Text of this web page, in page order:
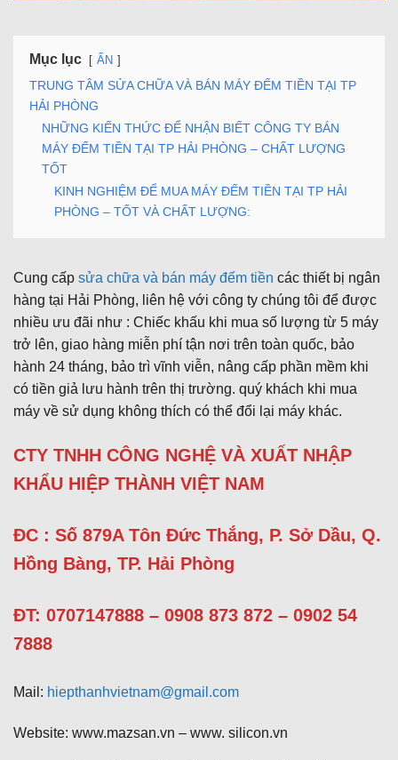
Mục lục ẨN
TRUNG TÂM SỬA CHỮA VÀ BÁN MÁY ĐẾM TIỀN TẠI TP
HẢI PHÒNG
NHỮNG KIẾN THỨC ĐỂ NHẬN BIẾT CÔNG TY BÁN
MÁY ĐẾM TIỀN TẠI TP HẢI PHÒNG – CHẤT LƯỢNG
TỐT
KINH NGHIỆM ĐỂ MUA MÁY ĐẾM TIỀN TẠI TP HẢI
PHÒNG – TỐT VÀ CHẤT LƯỢNG:
Cung cấp sửa chữa và bán máy đếm tiền các thiết bị ngân
hàng tại Hải Phòng, liên hệ với công ty chúng tôi để được
nhiều ưu đãi như : Chiếc khấu khi mua số lượng từ 5 máy
trở lên, giao hàng miễn phí tận nơi trên toàn quốc, bảo
hành 24 tháng, bảo trì vĩnh viễn, nâng cấp phần mềm khi
có tiền giả lưu hành trên thị trường. quý khách khi mua
máy về sử dụng không thích có thể đổi lại máy khác.
CTY TNHH CÔNG NGHỆ VÀ XUẤT NHẬP
KHẨU HIỆP THÀNH VIỆT NAM
ĐC : Số 879A Tôn Đức Thắng, P. Sở Dầu, Q.
Hồng Bàng, TP. Hải Phòng
ĐT: 0707147888 – 0908 873 872 – 0902 54
7888
Mail: hiepthanhvietnam@gmail.com
Website: www.mazsan.vn – www. silicon.vn